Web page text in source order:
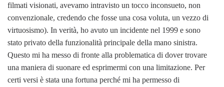
filmati visionati, avevamo intravisto un tocco inconsueto, non
convenzionale, credendo che fosse una cosa voluta, un vezzo di
virtuosismo). In verità, ho avuto un incidente nel 1999 e sono
stato privato della funzionalità principale della mano sinistra.
Questo mi ha messo di fronte alla problematica di dover trovare
una maniera di suonare ed esprimermi con una limitazione. Per
certi versi è stata una fortuna perché mi ha permesso di